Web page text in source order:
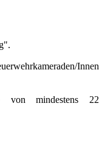
Innen
von mindestens 22